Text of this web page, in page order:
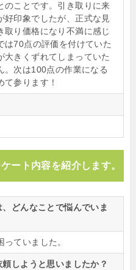
のことです。引き取りに来
好印象でしたが、正式な見
取り価格になり不満に感じ
は70点の評価を付けていた
大きくずれてしまっていた
。次は100点の作業になる
て参ります！
ート内容を紹介します。
どんなことで悩んでいま
ていました。
しようと思いましたか？